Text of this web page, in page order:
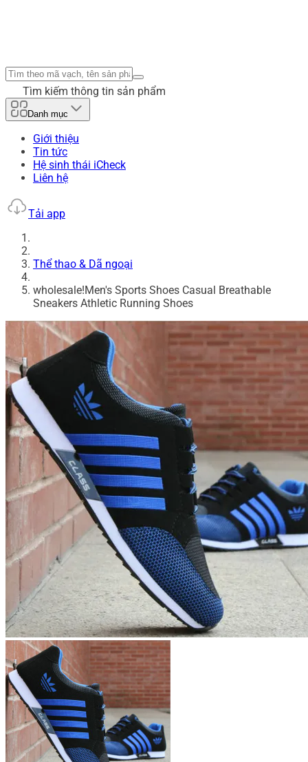
Tìm kiếm thông tin sản phẩm
Danh mục
Giới thiệu
Tin tức
Hệ sinh thái iCheck
Liên hệ
Tải app
Thể thao & Dã ngoại
wholesale!Men's Sports Shoes Casual Breathable
Sneakers Athletic Running Shoes